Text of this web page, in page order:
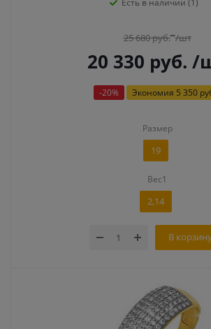
Есть в наличии (1)
25 680руб. /шт
20 330 руб. /
-20% Экономия 5 350
Размер
19
Вес1
2,14
В